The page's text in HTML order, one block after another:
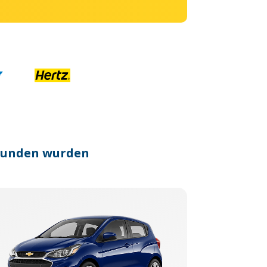
wurden